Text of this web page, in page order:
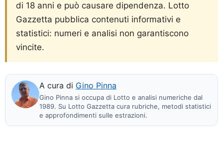
di 18 anni e può causare dipendenza. Lotto
Gazzetta pubblica contenuti informativi e
statistici: numeri e analisi non garantiscono
vincite.
A cura di Gino Pinna
Gino Pinna si occupa di Lotto e analisi numeriche dal
1989. Su Lotto Gazzetta cura rubriche, metodi statistici
e approfondimenti sulle estrazioni.